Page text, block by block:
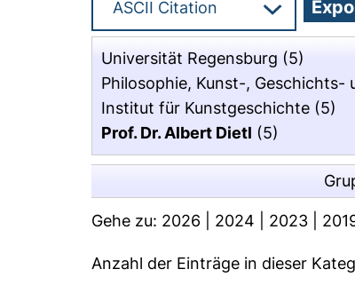
Universität Regensburg (5)
Philosophie, Kunst-, Geschichts-
Institut für Kunstgeschichte (5)
Prof. Dr. Albert Dietl (5)
Gehe zu: 2026 2024 2023
Anzahl der Einträge in dieser